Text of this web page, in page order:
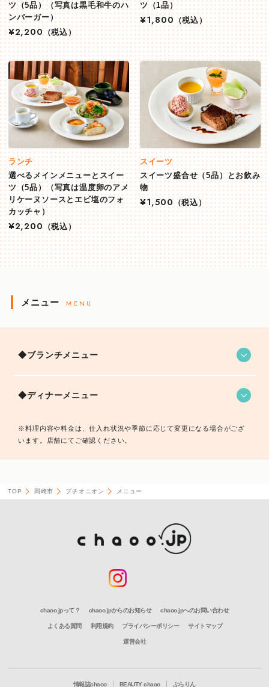
ツ（5品）（写真は黒毛和牛のハ
ンバーガー）
¥2,200（税込）
ツ（1品）
¥1,800（税込）
ランチ
選べるメインメニューとスイー
ツ（5品）（写真は温度卵のアメ
リケーヌソースとエビ塩のフォ
カッチャ）
¥2,200（税込）
スイーツ
スイーツ盛合せ（5品）とお飲み
物
¥1,500（税込）
メニュー MENU
◆ブランチメニュー
◆ディナーメニュー
※料理内容や料金は、仕入れ状況や季節に応じて変更になる場合がござ
います。店舗にてご確認ください。
TOP 岡崎市 プチオニオン メニュー
chaoo.jpって？ chaoo.jpからのお知らせ chaoo.jpへのお問い合わせ
よくある質問 利用規約 プライバシーポリシー サイトマップ
運営会社
情報誌chaoo BEAUTY chaoo ぶらりん